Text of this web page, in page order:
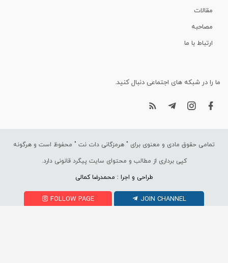
مقالات
مصاحبه
ارتباط با ما
ما را در شبکه های اجتماعی دنبال کنید.
تمامی حقوق مادی و معنوی برای " هرمزگانی دات نت " محفوظ است و هرگونه
کپی برداری از مطالب و محتوای سایت پیگرد قانونی دارد.
طراحی و اجرا : محمدرضا کمالی
FOLLOW PAGE JOIN CHANNEL